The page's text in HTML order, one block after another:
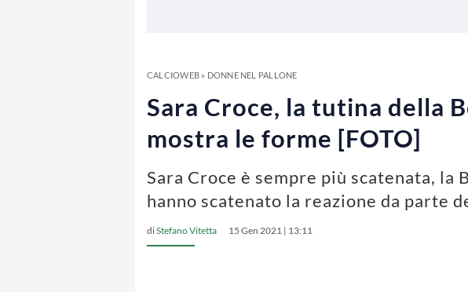
CALCIOWEB» DONNE NEL PALLONE
Sara Croce, la tutina della
mostra le forme [FOTO]
Sara Croce è sempre più scatenata,
hanno scatenato la reazione da parte
diStefano Vitetta 15 Gen 2021 | 13:11